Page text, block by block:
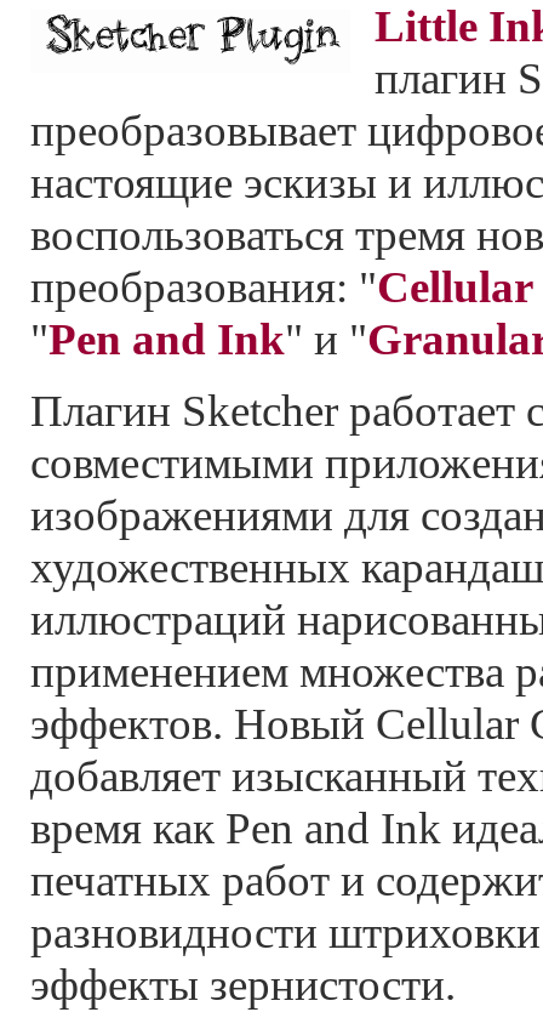
Little
плагин
преобразовывает
настоящие эскизы и
воспользоваться тремя
преобразования: "Cellular
"Pen and Ink" и "
Плагин Sketcher работает
совместимыми
изображениями для
художественных
иллюстраций
применением множества
эффектов. Новый Cellular
добавляет изысканный
время как Pen and Ink
печатных работ и
разновидности
эффекты зернистости.